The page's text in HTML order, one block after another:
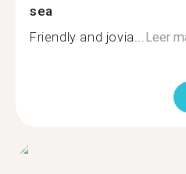
sea
Friendly and jovia...Leer